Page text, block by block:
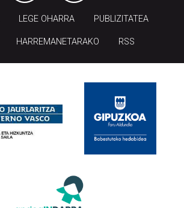
LEGE OHARRA PUBLIZITATEA
HARREMANETARAKO RSS